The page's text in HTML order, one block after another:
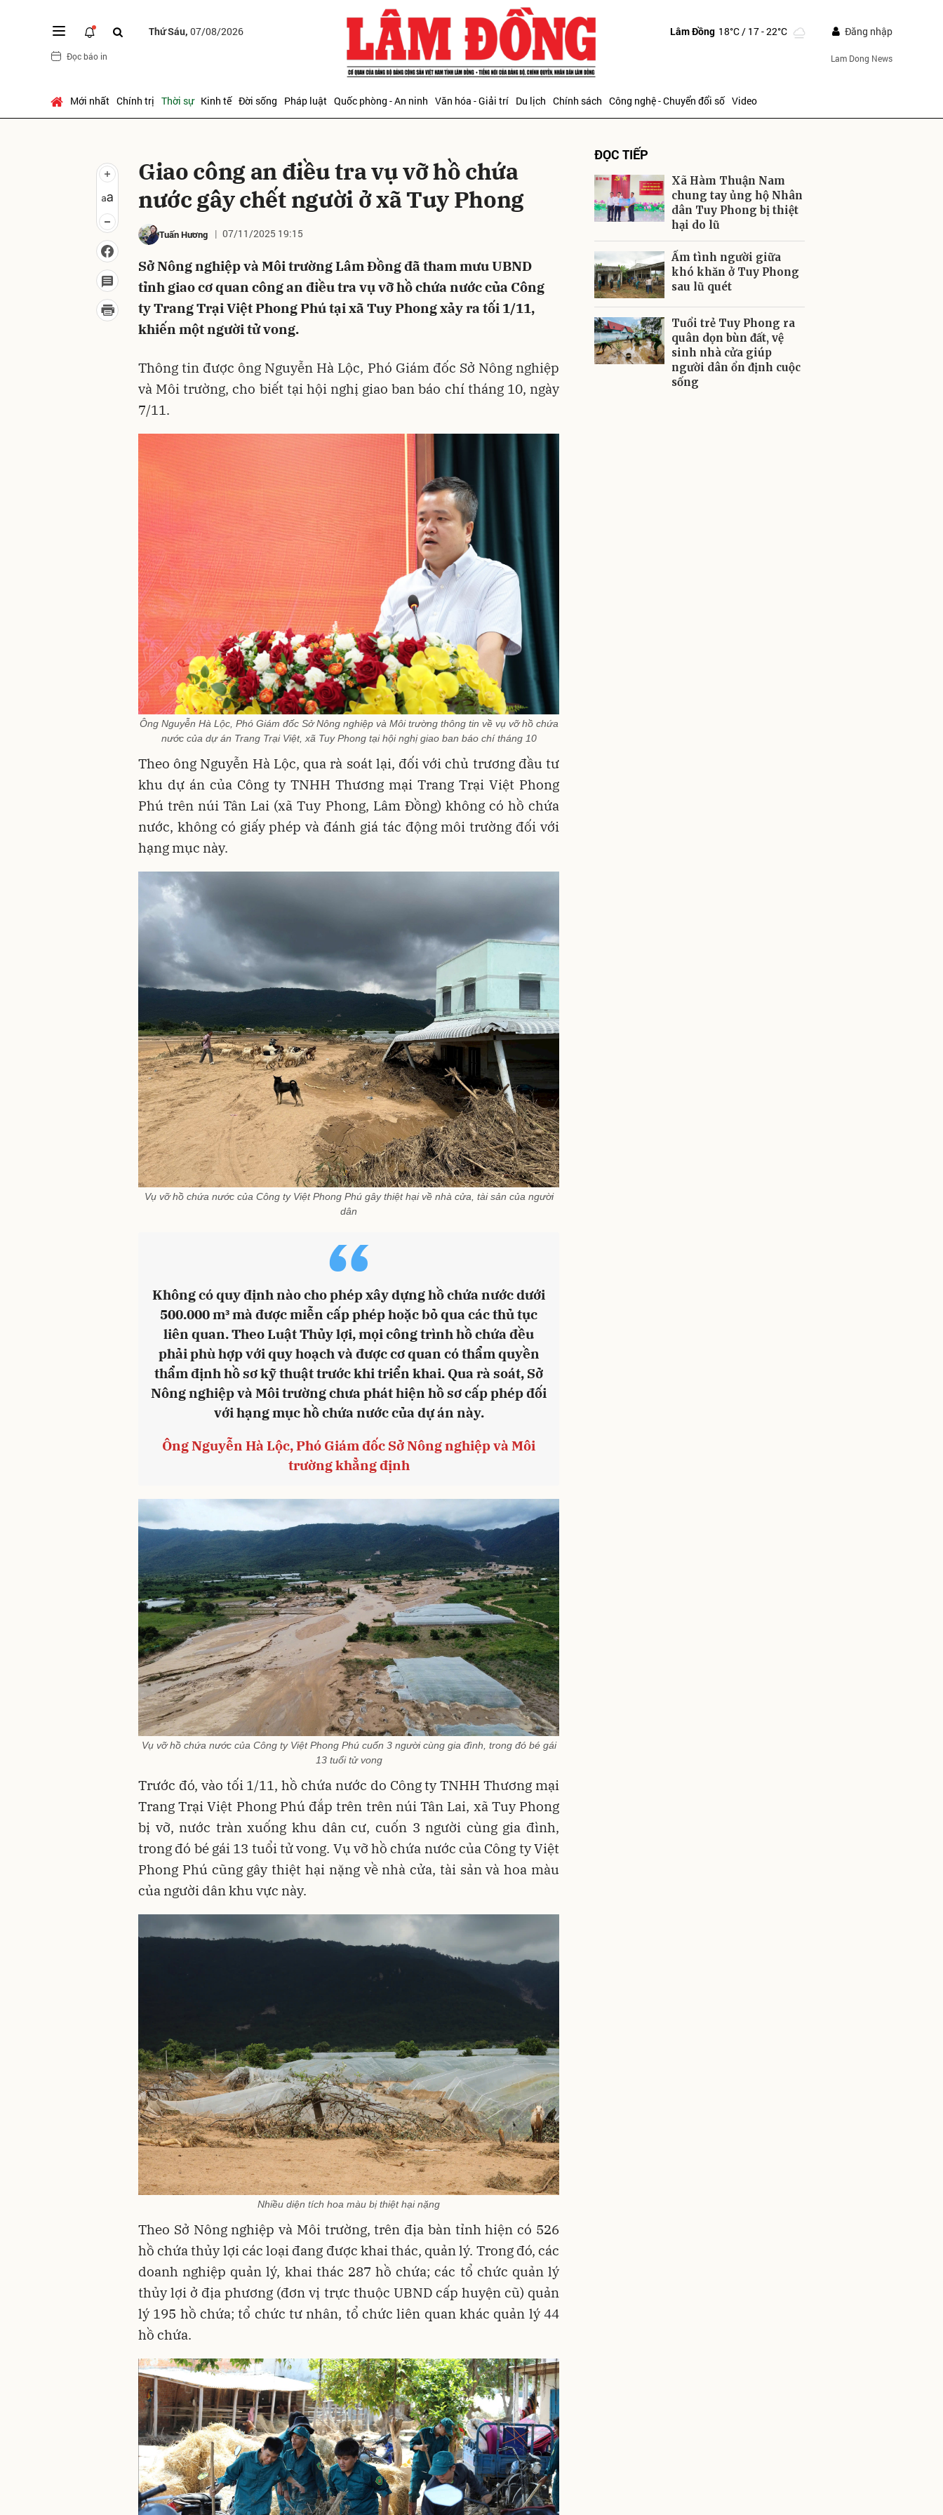
Thứ Sáu, 07/08/2026
Đọc báo in
Lâm Đồng 18°C/ 17 - 22°C Đăng nhập
Lam Dong News
Mới nhất Chính trị Thời sự Kinh tế Đời sống Pháp luật Quốc phòng - An ninh Văn hóa - Giải trí Du lịch Chính sách Công nghệ - Chuyển đổi số Video
Giao công an điều tra vụ vỡ hồ chứa
nước gây chết người ở xã Tuy Phong
Tuấn Hương 07/11/2025 19:15
Sở Nông nghiệp và Môi trường Lâm Đồng đã tham mưu UBND
tỉnh giao cơ quan công an điều tra vụ vỡ hồ chứa nước của Công
ty Trang Trại Việt Phong Phú tại xã Tuy Phong xảy ra tối 1/11,
khiến một người tử vong.
Thông tin được ông Nguyễn Hà Lộc, Phó Giám đốc Sở Nông nghiệp
và Môi trường, cho biết tại hội nghị giao ban báo chí tháng 10, ngày
7/11.
Ông Nguyễn Hà Lộc, Phó Giám đốc Sở Nông nghiệp và Môi trường thông tin về vụ vỡ hồ chứa
nước của dự án Trang Trại Việt, xã Tuy Phong tại hội nghị giao ban báo chí tháng 10
Theo ông Nguyễn Hà Lộc, qua rà soát lại, đối với chủ trương đầu tư
khu dự án của Công ty TNHH Thương mại Trang Trại Việt Phong
Phú trên núi Tân Lai (xã Tuy Phong, Lâm Đồng) không có hồ chứa
nước, không có giấy phép và đánh giá tác động môi trường đối với
hạng mục này.
Vụ vỡ hồ chứa nước của Công ty Việt Phong Phú gây thiệt hại về nhà cửa, tài sản của người
dân
“
Không có quy định nào cho phép xây dựng hồ chứa nước dưới
500.000 m³ mà được miễn cấp phép hoặc bỏ qua các thủ tục
liên quan. Theo Luật Thủy lợi, mọi công trình hồ chứa đều
phải phù hợp với quy hoạch và được cơ quan có thẩm quyền
thẩm định hồ sơ kỹ thuật trước khi triển khai. Qua rà soát, Sở
Nông nghiệp và Môi trường chưa phát hiện hồ sơ cấp phép đối
với hạng mục hồ chứa nước của dự án này.
Ông Nguyễn Hà Lộc, Phó Giám đốc Sở Nông nghiệp và Môi
trường khẳng định
Vụ vỡ hồ chứa nước của Công ty Việt Phong Phú cuốn 3 người cùng gia đình, trong đó bé gái
13 tuổi tử vong
Trước đó, vào tối 1/11, hồ chứa nước do Công ty TNHH Thương mại
Trang Trại Việt Phong Phú đắp trên trên núi Tân Lai, xã Tuy Phong
bị vỡ, nước tràn xuống khu dân cư, cuốn 3 người cùng gia đình,
trong đó bé gái 13 tuổi tử vong. Vụ vỡ hồ chứa nước của Công ty Việt
Phong Phú cũng gây thiệt hại nặng về nhà cửa, tài sản và hoa màu
của người dân khu vực này.
Nhiều diện tích hoa màu bị thiệt hại nặng
Theo Sở Nông nghiệp và Môi trường, trên địa bàn tỉnh hiện có 526
hồ chứa thủy lợi các loại đang được khai thác, quản lý. Trong đó, các
doanh nghiệp quản lý, khai thác 287 hồ chứa; các tổ chức quản lý
thủy lợi ở địa phương (đơn vị trực thuộc UBND cấp huyện cũ) quản
lý 195 hồ chứa; tổ chức tư nhân, tổ chức liên quan khác quản lý 44
hồ chứa.
ĐỌC TIẾP
Xã Hàm Thuận Nam
chung tay ủng hộ Nhân
dân Tuy Phong bị thiệt
hại do lũ
Ấm tình người giữa
khó khăn ở Tuy Phong
sau lũ quét
Tuổi trẻ Tuy Phong ra
quân dọn bùn đất, vệ
sinh nhà cửa giúp
người dân ổn định cuộc
sống
Gửi bình luận